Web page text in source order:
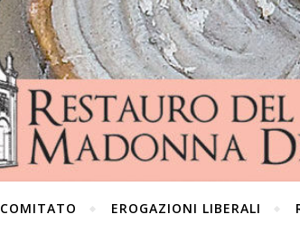
COMITATO EROGAZIONI LIBERALI